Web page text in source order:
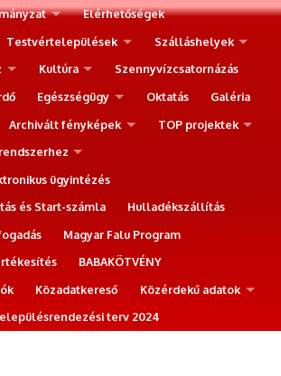
Elérhetőségek
Testvértelepülések
Szálláshelyek
Kultúra
Szennyvízcsatornázás
Egészségügy Oktatás
Galéria
Archivált fényképek
TOP projektek
ügyintézés
és Start-számla
Hulladékszállítás
Magyar Falu Program
BABAKÖTVÉNY
Közadatkereső
Közérdekű adatok
terv 2024